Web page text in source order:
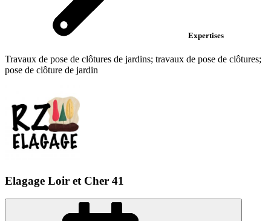
Expertises
Travaux de pose de clôtures de jardins; travaux de pose de clôtures;
pose de clôture de jardin
Elagage Loir et Cher 41